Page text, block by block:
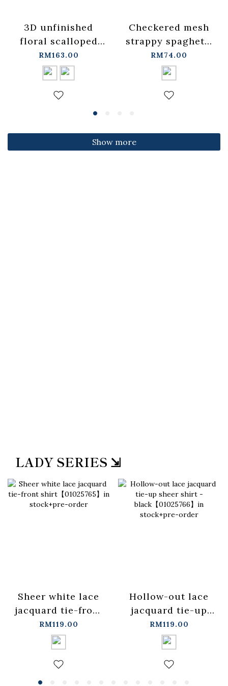
3D unfinished
floral scalloped
jeans, available in
two colors, sizes
S/M/L.
【04011891】in
stock+pre-order
RM163.00
Checkered mesh
strappy spaghetti
strap cover-up
vest -
blue【01099697】
in stock+pre-order
RM74.00
Show more
LADY SERIES ⇲
Sheer white lace
jacquard tie-front
shirt【01025765】
in stock+pre-order
RM119.00
Hollow-out lace
jacquard tie-up
sheer shirt -
black【01025766】
in stock+pre-order
RM119.00